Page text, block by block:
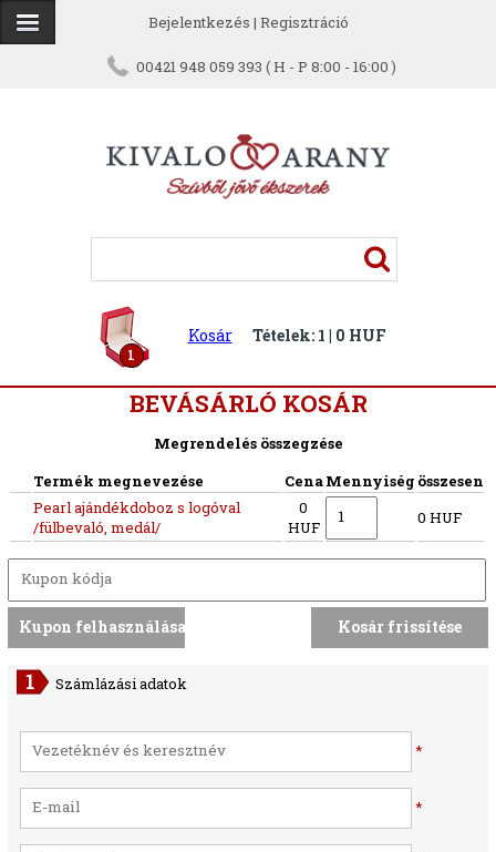
Bejelentkezés | Regisztráció
00421 948 059 393 ( H - P 8:00 - 16:00 )
1
Kosár Tételek: 1 | 0 HUF
BEVÁSÁRLÓ KOSÁR
Megrendelés összegzése
Termék megnevezése
CenaMennyiség összesen
Pearl ajándékdoboz s logóval
/fülbevaló, medál/
0
HUF
0 HUF
Számlázási adatok
*
*